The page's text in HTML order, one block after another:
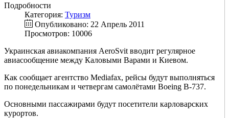
Подробности
Категория: Туризм
Опубликовано: 22 Апрель 2011
Просмотров: 10006
Украинская авиакомпания AeroSvit вводит регулярное
авиасообщение между Каловыми Варами и Киевом.
Как сообщает агентство Mediafax, рейсы будут выполняться
по понедельникам и четвергам самолётами Boeing B-737.
Основными пассажирами будут посетители карловарских
курортов.